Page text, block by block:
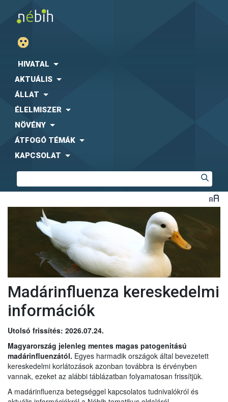
HIVATAL
AKTUÁLIS
ÁLLAT
ÉLELMISZER
NÖVÉNY
ÁTFOGÓ TÉMÁK
KAPCSOLAT
Madárinfluenza kereskedelmi
információk
Utolsó frissítés: 2026.07.24.
Magyarország jelenleg mentes magas patogenitású
madárinfluenzától. Egyes harmadik országok által bevezetett
kereskedelmi korlátozások azonban továbbra is érvényben
vannak, ezeket az alábbi táblázatban folyamatosan frissítjük.
A madárinfluenza betegséggel kapcsolatos tudnivalókról és